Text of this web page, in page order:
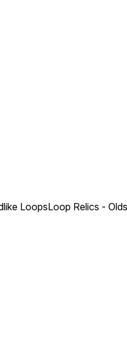
LoopsLoop Relics -